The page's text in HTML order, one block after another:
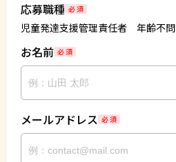
応募職種 必 須
児童発達支援管理責任者 年齢不問
お名前 必 須
メールアドレス 必 須